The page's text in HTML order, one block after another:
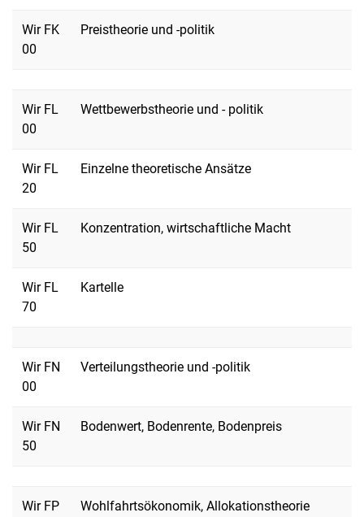
Wir FK
00
Preistheorie und -politik
Wir FL
00
Wettbewerbstheorie und - politik
Wir FL
20
Einzelne theoretische Ansätze
Wir FL
50
Konzentration, wirtschaftliche Macht
Wir FL
70
Kartelle
Wir FN
00
Verteilungstheorie und -politik
Wir FN
50
Bodenwert, Bodenrente, Bodenpreis
Wir FP
Wohlfahrtsökonomik, Allokationstheorie